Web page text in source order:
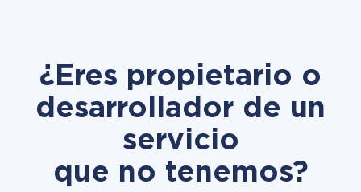
¿Eres propietario o
desarrollador de un
servicio
que no tenemos?